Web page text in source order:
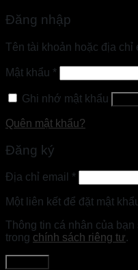
Đăng nhập
Tên tài khoản hoặc địa chỉ
Mật khẩu *
Ghi nhớ mật khẩu
Quên mật khẩu?
Đăng ký
Địa chỉ email *
Một liên kết để đặt mật
Thông tin cá nhân của
trong chính sách riêng tư.